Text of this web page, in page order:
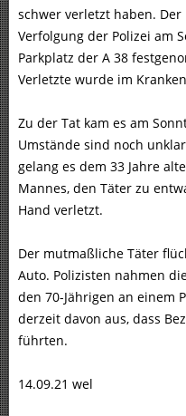
schwer verletzt haben.
Verfolgung der Polizei am
Parkplatz der A 38
Verletzte wurde im
Zu der Tat kam es am
Umstände sind noch
gelang es dem 33 Jahre
Mannes, den Täter zu
Hand verletzt.
Der mutmaßliche Täter
Auto. Polizisten nahmen
den 70-Jährigen an einem
derzeit davon aus, dass
führten.
14.09.21 wel